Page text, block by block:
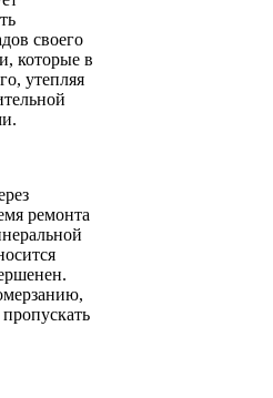
своего
которые в
утепляя
ремонта